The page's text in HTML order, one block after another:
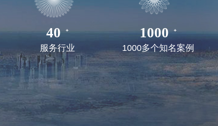
40
服务行业
1000
1000多个知名案例